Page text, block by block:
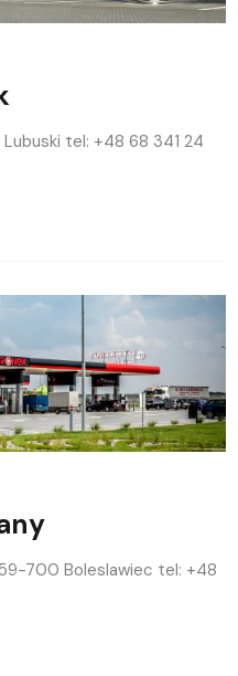
tel: +48 68 341 24
700 Boleslawiec tel: +48